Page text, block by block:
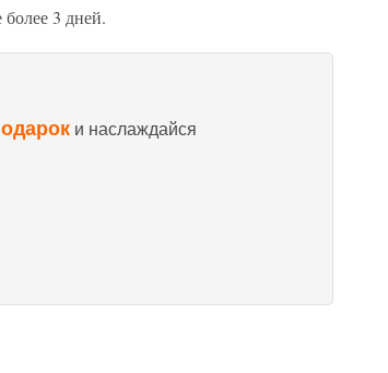
3 дней.
и наслаждайся